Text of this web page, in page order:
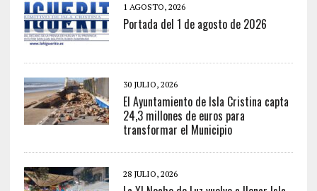
1 AGOSTO, 2026
Portada del 1 de agosto de 2026
30 JULIO, 2026
El Ayuntamiento de Isla Cristina capta
24,3 millones de euros para
transformar el Municipio
28 JULIO, 2026